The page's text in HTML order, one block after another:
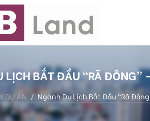
LỊCH BẮT ĐẦU “RÃ ĐÔNG”
DỰ ÁN Ngành Du Lịch Bắt Đầu “rã